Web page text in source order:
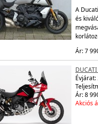
A
és
Ár: 7
DUCATI
Évjárat:
Ár: 8
Akciós